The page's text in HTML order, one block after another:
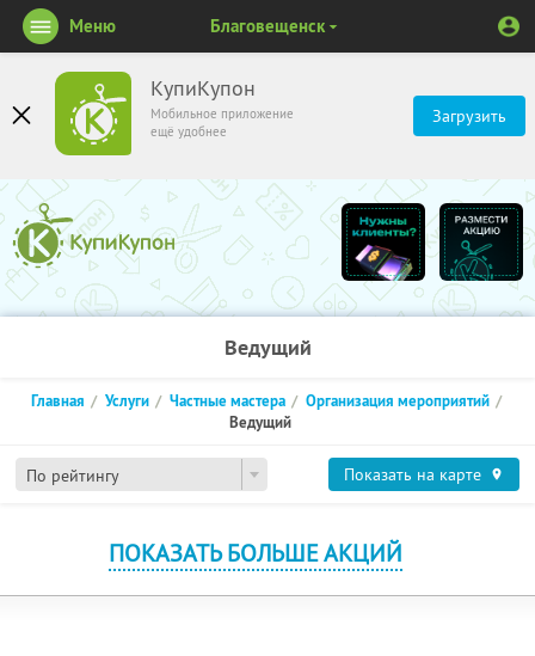
КупиКупон
Мобильное приложение
ещё удобнее
Загрузить
Меню Благовещенск
Ведущий
По рейтингу
Главная Услуги Частные мастера
Организация мероприятий
Ведущий
Показать на карте
ПОКАЗАТЬ БОЛЬШЕ АКЦИЙ